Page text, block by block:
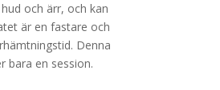
och ärr, och kan
är en fastare och
Denna
bara en session.